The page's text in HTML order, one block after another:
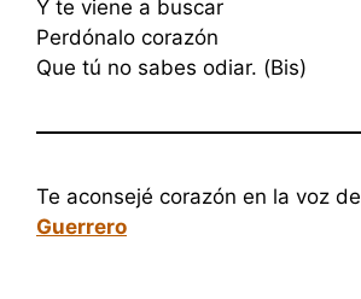
Y te viene a buscar
Perdónalo corazón
Que tú no sabes odiar. (Bis)
Te aconsejé corazón en la voz de
Guerrero